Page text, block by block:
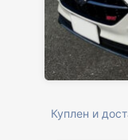
Куплен и